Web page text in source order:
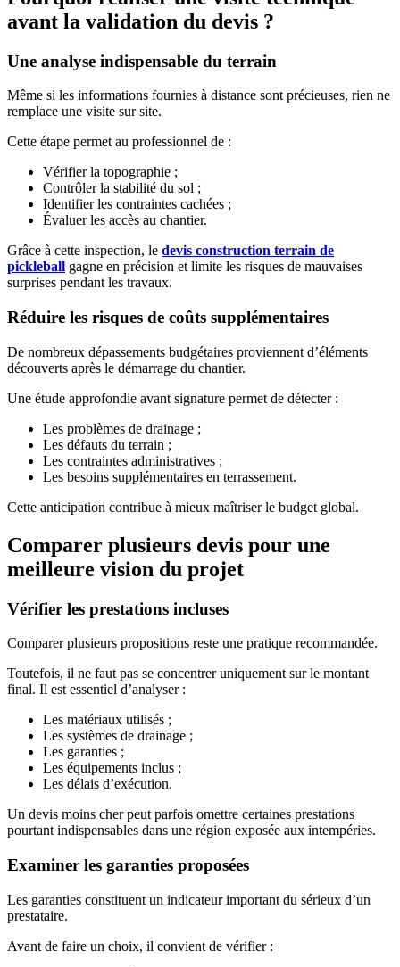
avant la validation du devis ?
Une analyse indispensable du terrain
Même si les informations fournies à distance sont précieuses, rien ne
remplace une visite sur site.
Cette étape permet au professionnel de :
Vérifier la topographie ;
Contrôler la stabilité du sol ;
Identifier les contraintes cachées ;
Évaluer les accès au chantier.
Grâce à cette inspection, le devis construction terrain de
pickleball gagne en précision et limite les risques de mauvaises
surprises pendant les travaux.
Réduire les risques de coûts supplémentaires
De nombreux dépassements budgétaires proviennent d’éléments
découverts après le démarrage du chantier.
Une étude approfondie avant signature permet de détecter :
Les problèmes de drainage ;
Les défauts du terrain ;
Les contraintes administratives ;
Les besoins supplémentaires en terrassement.
Cette anticipation contribue à mieux maîtriser le budget global.
Comparer plusieurs devis pour une
meilleure vision du projet
Vérifier les prestations incluses
Comparer plusieurs propositions reste une pratique recommandée.
Toutefois, il ne faut pas se concentrer uniquement sur le montant
final. Il est essentiel d’analyser :
Les matériaux utilisés ;
Les systèmes de drainage ;
Les garanties ;
Les équipements inclus ;
Les délais d’exécution.
Un devis moins cher peut parfois omettre certaines prestations
pourtant indispensables dans une région exposée aux intempéries.
Examiner les garanties proposées
Les garanties constituent un indicateur important du sérieux d’un
prestataire.
Avant de faire un choix, il convient de vérifier :